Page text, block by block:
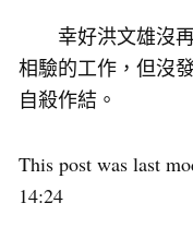
幸好洪文雄沒再
相驗的工作，但沒
自殺作結。
This post was last
14:24